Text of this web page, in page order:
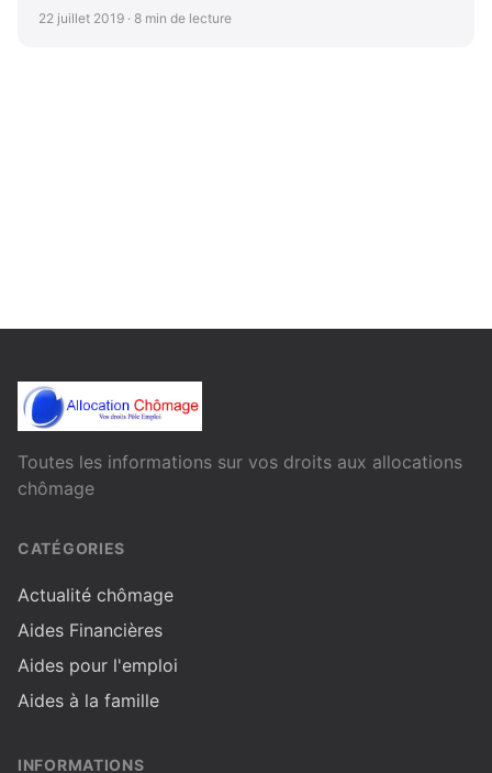
22 juillet 2019 · 8 min de lecture
Toutes les informations sur vos droits aux allocations
chômage
CATÉGORIES
Actualité chômage
Aides Financières
Aides pour l'emploi
Aides à la famille
INFORMATIONS